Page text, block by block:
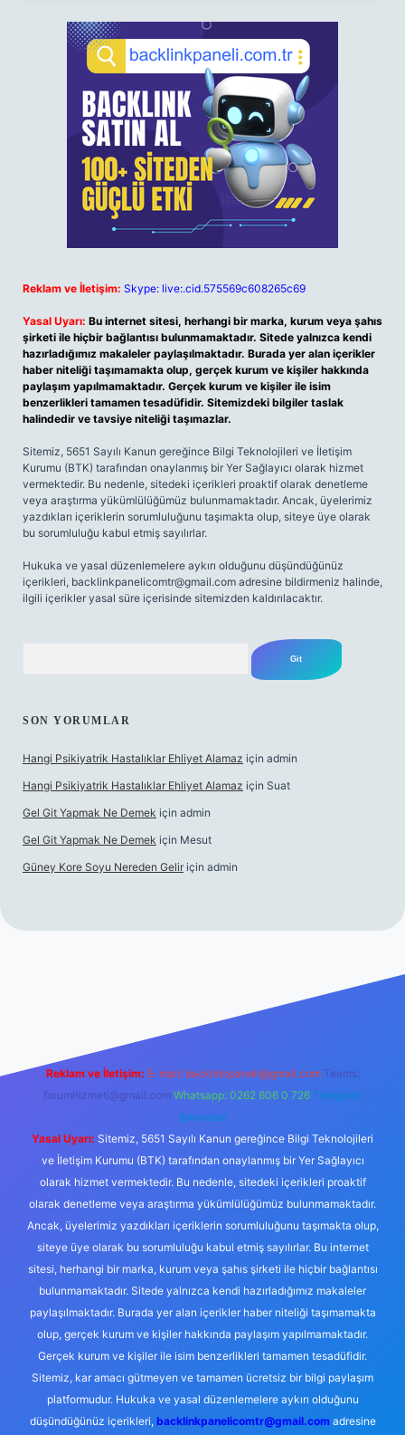
Reklam ve İletişim: Skype: live:.cid.575569c608265c69
Yasal Uyarı: Bu internet sitesi, herhangi bir marka, kurum veya şahıs
şirketi ile hiçbir bağlantısı bulunmamaktadır. Sitede yalnızca kendi
hazırladığımız makaleler paylaşılmaktadır. Burada yer alan içerikler
haber niteliği taşımamakta olup, gerçek kurum ve kişiler hakkında
paylaşım yapılmamaktadır. Gerçek kurum ve kişiler ile isim
benzerlikleri tamamen tesadüfidir. Sitemizdeki bilgiler taslak
halindedir ve tavsiye niteliği taşımazlar.
Sitemiz, 5651 Sayılı Kanun gereğince Bilgi Teknolojileri ve İletişim
Kurumu (BTK) tarafından onaylanmış bir Yer Sağlayıcı olarak hizmet
vermektedir. Bu nedenle, sitedeki içerikleri proaktif olarak denetleme
veya araştırma yükümlülüğümüz bulunmamaktadır. Ancak, üyelerimiz
yazdıkları içeriklerin sorumluluğunu taşımakta olup, siteye üye olarak
bu sorumluluğu kabul etmiş sayılırlar.
Hukuka ve yasal düzenlemelere aykırı olduğunu düşündüğünüz
içerikleri, backlinkpanelicomtr@gmail.com adresine bildirmeniz halinde,
ilgili içerikler yasal süre içerisinde sitemizden kaldırılacaktır.
SON YORUMLAR
Hangi Psikiyatrik Hastalıklar Ehliyet Alamaz için admin
Hangi Psikiyatrik Hastalıklar Ehliyet Alamaz için Suat
Gel Git Yapmak Ne Demek için admin
Gel Git Yapmak Ne Demek için Mesut
Güney Kore Soyu Nereden Gelir için admin
Reklam ve İletişim: E-mail: backlinkpaneli@gmail.com Teams:
forumhizmeti@gmail.com Whatsapp: 0262 606 0 726 Telegram:
@karabul
Yasal Uyarı: Sitemiz, 5651 Sayılı Kanun gereğince Bilgi Teknolojileri
ve İletişim Kurumu (BTK) tarafından onaylanmış bir Yer Sağlayıcı
olarak hizmet vermektedir. Bu nedenle, sitedeki içerikleri proaktif
olarak denetleme veya araştırma yükümlülüğümüz bulunmamaktadır.
Ancak, üyelerimiz yazdıkları içeriklerin sorumluluğunu taşımakta olup,
siteye üye olarak bu sorumluluğu kabul etmiş sayılırlar. Bu internet
sitesi, herhangi bir marka, kurum veya şahıs şirketi ile hiçbir bağlantısı
bulunmamaktadır. Sitede yalnızca kendi hazırladığımız makaleler
paylaşılmaktadır. Burada yer alan içerikler haber niteliği taşımamakta
olup, gerçek kurum ve kişiler hakkında paylaşım yapılmamaktadır.
Gerçek kurum ve kişiler ile isim benzerlikleri tamamen tesadüfidir.
Sitemiz, kar amacı gütmeyen ve tamamen ücretsiz bir bilgi paylaşım
platformudur. Hukuka ve yasal düzenlemelere aykırı olduğunu
düşündüğünüz içerikleri, backlinkpanelicomtr@gmail.comadresine